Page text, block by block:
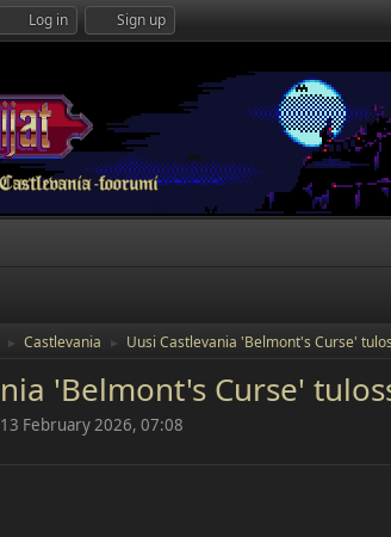
Log in Sign up
► Castlevania ► Uusi Castlevania 'Belmont's Curse'
'Belmont's Curse'
February 2026, 07:08